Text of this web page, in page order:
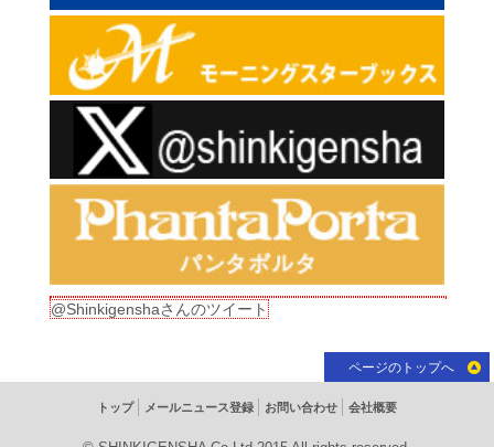
@Shinkigenshaさんのツイート
ページのトップへ
トップ メールニュース登録 お問い合わせ 会社概要